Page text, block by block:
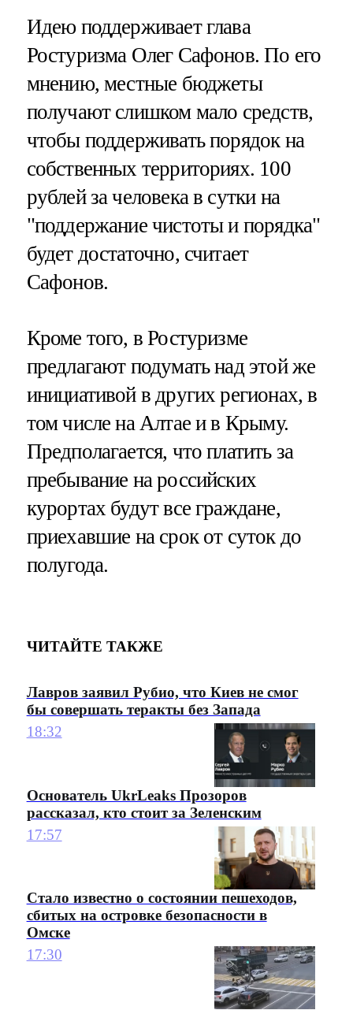
Идею поддерживает глава
Ростуризма Олег Сафонов. По его
мнению, местные бюджеты
получают слишком мало средств,
чтобы поддерживать порядок на
собственных территориях. 100
рублей за человека в сутки на
"поддержание чистоты и порядка"
будет достаточно, считает
Сафонов.
Кроме того, в Ростуризме
предлагают подумать над этой же
инициативой в других регионах, в
том числе на Алтае и в Крыму.
Предполагается, что платить за
пребывание на российских
курортах будут все граждане,
приехавшие на срок от суток до
полугода.
ЧИТАЙТЕ ТАКЖЕ
Лавров заявил Рубио, что Киев не смог
бы совершать теракты без Запада
18:32
Основатель UkrLeaks Прозоров
рассказал, кто стоит за Зеленским
17:57
Стало известно о состоянии пешеходов,
сбитых на островке безопасности в
Омске
17:30